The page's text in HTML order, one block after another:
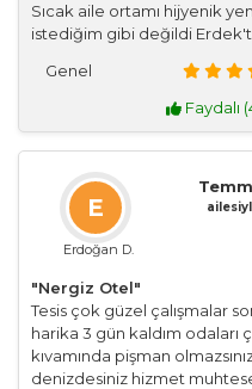
Sıcak aile ortamı hijyenik
istediğim gibi değildi
Genel
Faydalı (
E
Erdoğan D.
"Nergiz Otel"
Tesis çok güzel çalışmalar
harika 3 gün kaldım odaları
kıvamında pişman
denizdesiniz hizmet